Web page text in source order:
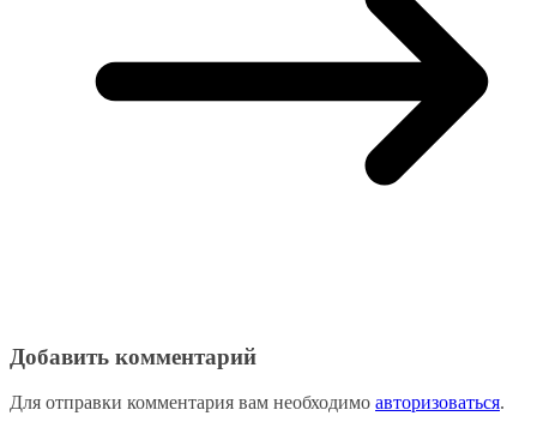
Добавить комментарий
Для отправки комментария вам необходимо авторизоваться.